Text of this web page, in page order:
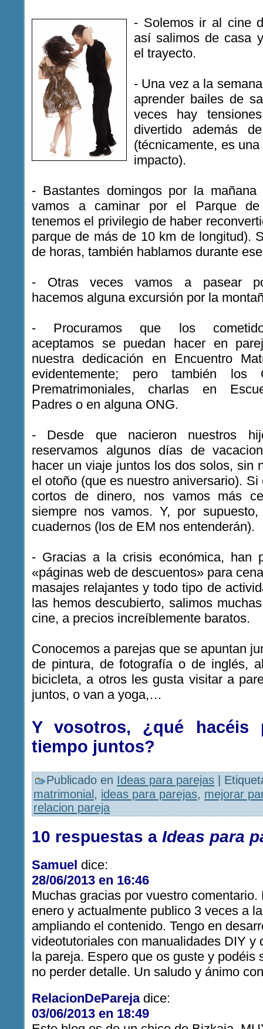
- Solemos ir al cine
así salimos de casa
el trayecto.
- Una vez a la
aprender bailes de
veces hay
divertido además
(técnicamente, es
impacto).
- Bastantes domingos por la
vamos a caminar por el Parque de
tenemos el privilegio de haber
parque de más de 10 km de longitud).
de horas, también hablamos durante
- Otras veces vamos a pasear
hacemos alguna excursión por la
- Procuramos que los
aceptamos se puedan hacer en
nuestra dedicación en Encuentro
evidentemente; pero también los
Prematrimoniales, charlas en
Padres o en alguna ONG.
- Desde que nacieron nuestros
reservamos algunos días de
hacer un viaje juntos los dos solos, sin
el otoño (que es nuestro aniversario). Si
cortos de dinero, nos vamos más
siempre nos vamos. Y, por
cuadernos (los de EM nos entenderán).
- Gracias a la crisis económica, han
«páginas web de descuentos» para
masajes relajantes y todo tipo de
las hemos descubierto, salimos
cine, a precios increíblemente baratos.
Conocemos a parejas que se apuntan
de pintura, de fotografía o de inglés,
bicicleta, a otros les gusta visitar a
juntos, o van a yoga,…
Y vosotros, ¿qué hacéis
tiempo juntos?
Publicado en Ideas para parejas
matrimonial, ideas para parejas, mejorar
relacion pareja
10 respuestas a Ideas para
Samuel dice:
28/06/2013 en 16:46
Muchas gracias por vuestro
enero y actualmente publico 3 veces a
ampliando el contenido. Tengo en
videotutoriales con manualidades DIY y
la pareja. Espero que os guste y podéis
no perder detalle. Un saludo y ánimo
RelacionDePareja dice:
03/06/2013 en 18:49